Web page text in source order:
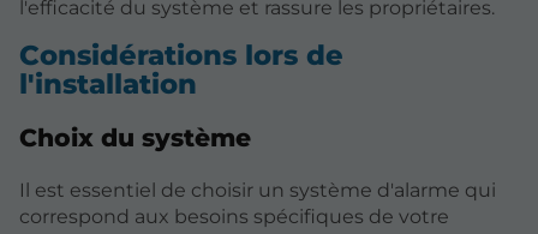
l'efficacité du système et rassure les propriétaires.
Considérations lors de
l'installation
Choix du système
Il est essentiel de choisir un système d'alarme qui
correspond aux besoins spécifiques de votre